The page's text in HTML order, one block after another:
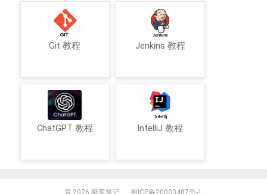
Git 教程 Jenkins 教程
ChatGPT 教程 IntelliJ 教程
© 2026 极客笔记 蜀ICP备20003487号-1